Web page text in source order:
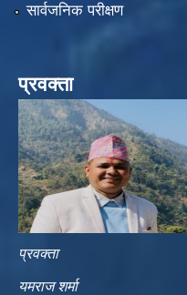
सार्वजनिक परीक्षण
प्रवक्ता
प्रवक्ता
यमराज शर्मा